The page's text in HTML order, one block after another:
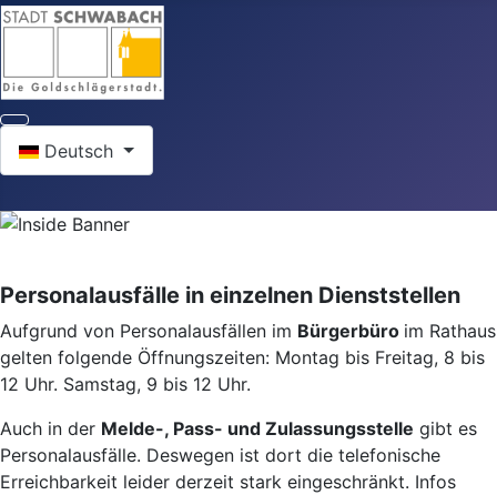
Deutsch
Personalausfälle in einzelnen Dienststellen
Aufgrund von Personalausfällen im Bürgerbüro im Rathaus
gelten folgende Öffnungszeiten: Montag bis Freitag, 8 bis
12 Uhr. Samstag, 9 bis 12 Uhr.
Auch in der Melde-, Pass- und Zulassungsstelle gibt es
Personalausfälle. Deswegen ist dort die telefonische
Erreichbarkeit leider derzeit stark eingeschränkt. Infos